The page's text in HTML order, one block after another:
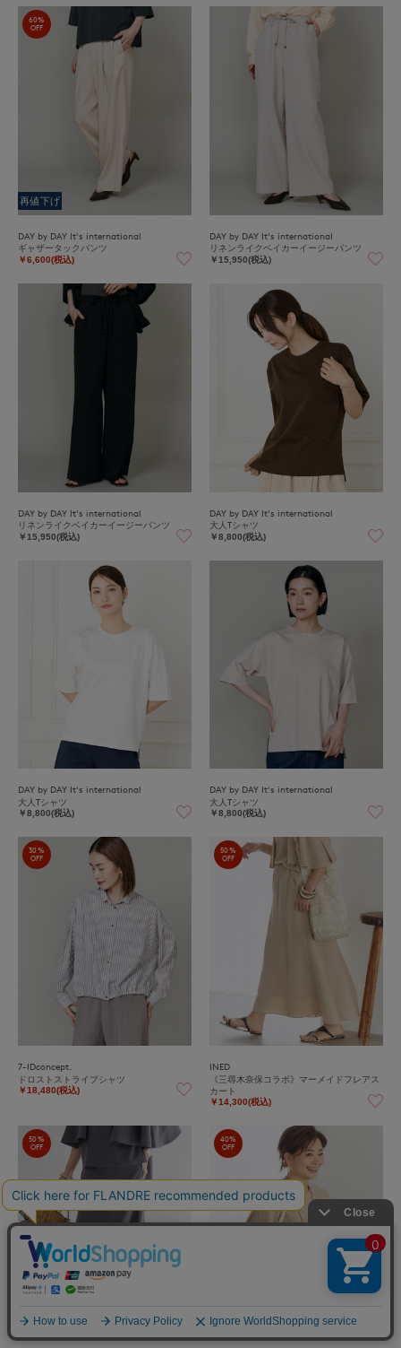
60%
OFF
再値下げ
DAY by DAY It's international
ギャザータックパンツ
￥6,600(税込)
DAY by DAY It's international
リネンライクベイカーイージーパンツ
￥15,950(税込)
DAY by DAY It's international
リネンライクベイカーイージーパンツ
￥15,950(税込)
DAY by DAY It's international
大人Tシャツ
￥8,800(税込)
DAY by DAY It's international
大人Tシャツ
￥8,800(税込)
DAY by DAY It's international
大人Tシャツ
￥8,800(税込)
30%
OFF
7-IDconcept.
ドロストストライプシャツ
￥18,480(税込)
50%
OFF
INED
《三尋木奈保コラボ》マーメイドフレアス
カート
￥14,300(税込)
50%
OFF
40%
OFF